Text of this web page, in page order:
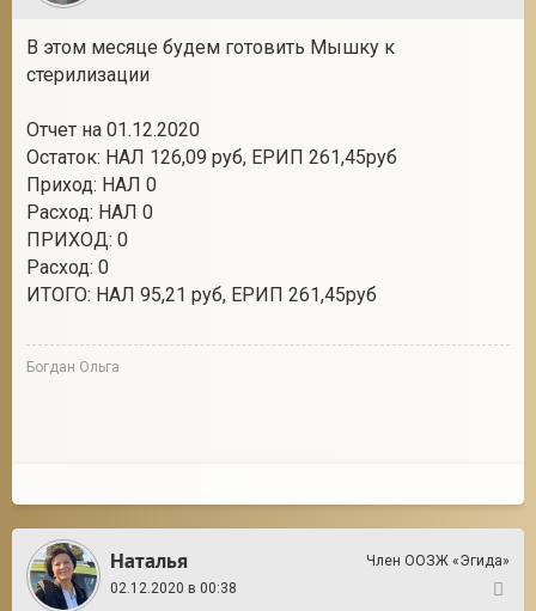
В этом месяце будем готовить Мышку к
стерилизации
Отчет на 01.12.2020
Остаток: НАЛ 126,09 руб, ЕРИП 261,45руб
Приход: НАЛ 0
Расход: НАЛ 0
ПРИХОД: 0
Расход: 0
ИТОГО: НАЛ 95,21 руб, ЕРИП 261,45руб
Богдан Ольга
Наталья
Член ООЗЖ «Эгида»
02.12.2020 в 00:38